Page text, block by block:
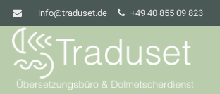
info@traduset.de +49 40 855 09 823